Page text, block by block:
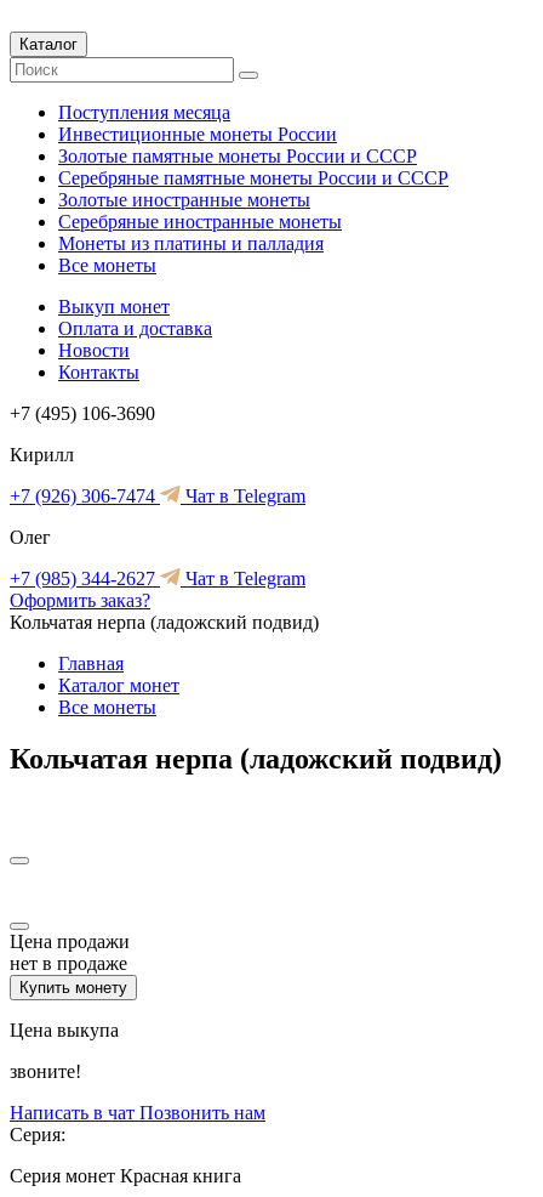
Каталог
Поступления месяца
Инвестиционные монеты России
Золотые памятные монеты России и СССР
Серебряные памятные монеты России и СССР
Золотые иностранные монеты
Серебряные иностранные монеты
Монеты из платины и палладия
Все монеты
Выкуп монет
Оплата и доставка
Новости
Контакты
+7 (495) 106-3690
Кирилл
+7 (926) 306-7474
Чат в Telegram
Олег
+7 (985) 344-2627
Чат в Telegram
Оформить заказ?
Кольчатая нерпа (ладожский подвид)
Главная
Каталог монет
Все монеты
Кольчатая нерпа (ладожский подвид)
Цена продажи
нет в продаже
Купить монету
Цена выкупа
звоните!
Написать в чат Позвонить нам
Серия:
Серия монет Красная книга